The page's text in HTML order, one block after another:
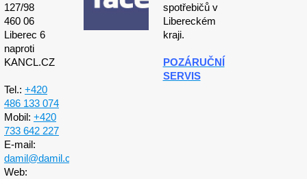
127/98
460 06
Liberec 6
naproti
KANCL.CZ
Tel.: +420
486 133 074
Mobil: +420
733 642 227
E-mail:
damil@damil.cz
Web:
spotřebičů v
Libereckém
kraji.
POZÁRUČNÍ
SERVIS